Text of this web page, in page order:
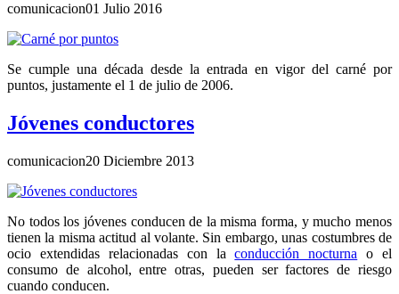
comunicacion01 Julio 2016
Se cumple una década desde la entrada en vigor del carné por
puntos, justamente el 1 de julio de 2006.
Jóvenes conductores
comunicacion20 Diciembre 2013
No todos los jóvenes conducen de la misma forma, y mucho menos
tienen la misma actitud al volante. Sin embargo, unas costumbres de
ocio extendidas relacionadas con laconducción nocturna o el
consumo de alcohol, entre otras, pueden ser factores de riesgo
cuando conducen.